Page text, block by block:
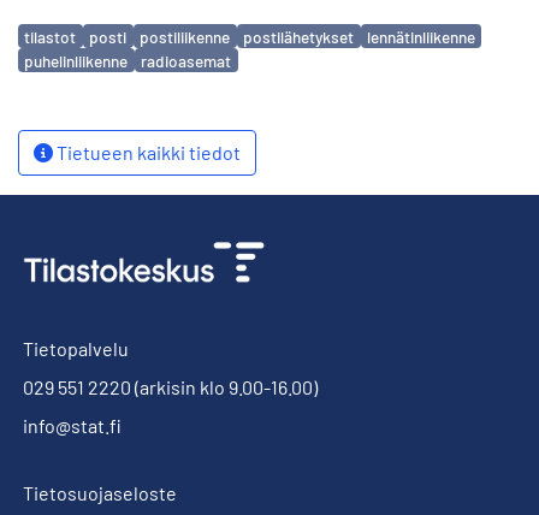
Avainsanat
tilastot posti postiliikenne postilähetykset
lennätinliikenne
puhelinliikenne
radioasemat
Tietueen kaikki tiedot
Tietopalvelu
029 551 2220 (arkisin klo 9.00-16.00)
info@stat.fi
Tietosuojaseloste